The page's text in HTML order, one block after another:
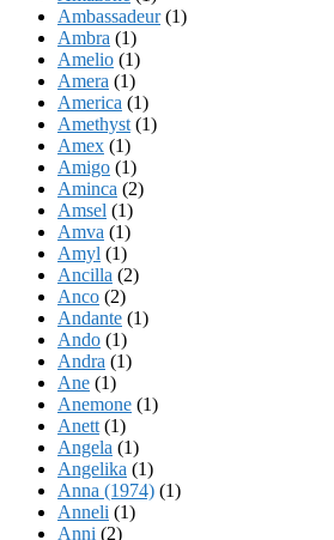
Ambassadeur(1)
Ambra (1)
Amelio (1)
Amera (1)
America (1)
Amethyst (1)
Amex (1)
Amigo (1)
Aminca (2)
Amsel (1)
Amva (1)
Amyl (1)
Ancilla (2)
Anco (2)
Andante (1)
Ando (1)
Andra (1)
Ane (1)
Anemone (1)
Anett (1)
Angela (1)
Angelika (1)
Anna (1974) (1)
Anneli (1)
Anni (2)